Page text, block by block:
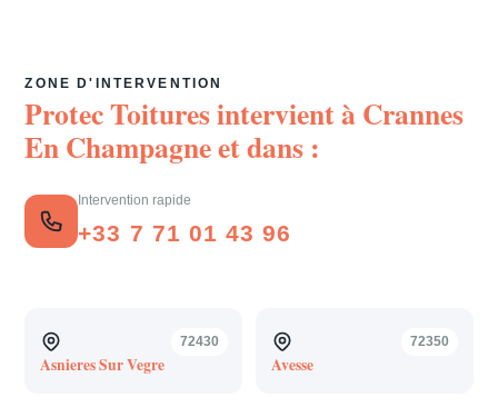
ZONE D'INTERVENTION
Protec Toitures intervient àCrannes
En Champagneet dans :
Intervention rapide
+33 7 71 01 43 96
72430
Asnieres Sur Vegre
72350
Avesse